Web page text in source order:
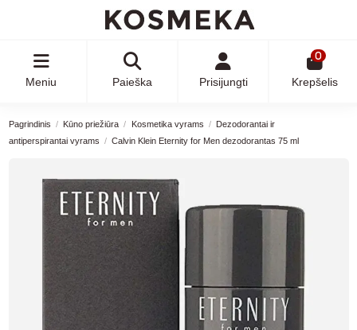
Meniu Paieška Prisijungti
0
Krepšelis
Pagrindinis Kūno priežiūra Kosmetika vyrams
Dezodorantai ir
antiperspirantai vyrams
Calvin Klein Eternity for Men dezodorantas 75 ml